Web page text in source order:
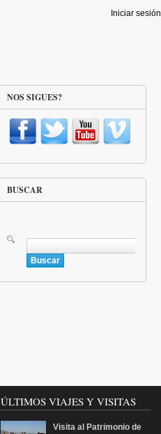
Iniciar sesión
NOS SIGUES?
BUSCAR
Buscar
ÚLTIMOS VIAJES Y VISITAS
Visita al Patrimonio de